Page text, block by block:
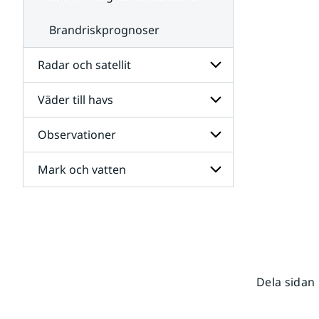
Brandriskprognoser
Radar och satellit
Undersidor
för
Radar
och
satellit
Väder till havs
Undersidor
för
Väder
till
havs
Observationer
Undersidor
för
Mark och vatten
Dela sidan